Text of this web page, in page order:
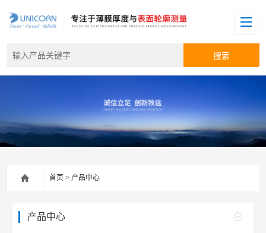
首页 >产品中心
产品中心